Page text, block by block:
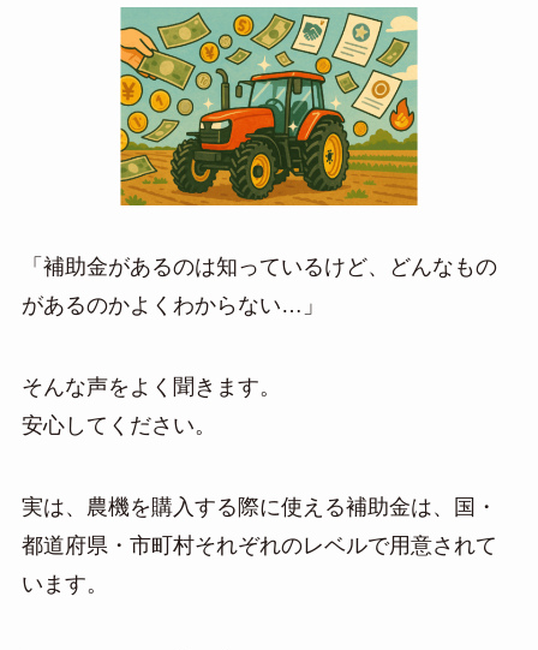
「補助金があるのは知っているけど、どんなもの
があるのかよくわからない…」
そんな声をよく聞きます。
安心してください。
実は、農機を購入する際に使える補助金は、国・
都道府県・市町村それぞれのレベルで用意されて
います。